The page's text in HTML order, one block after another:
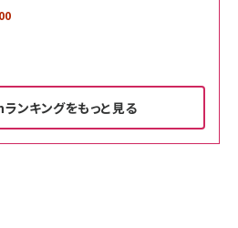
ンキングをもっと見る